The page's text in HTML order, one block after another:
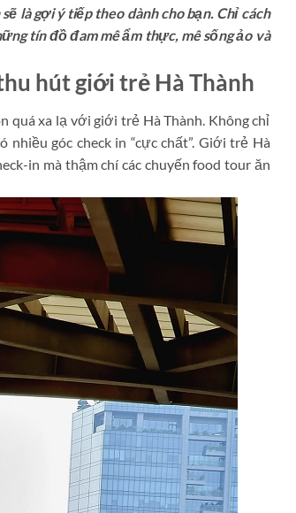
là gợi ý tiếp theo dành cho bạn. Chỉ cách
tín đồ đam mê ẩm thực, mê sống ảo và
hút giới trẻ Hà Thành
quá xa lạ với giới trẻ Hà Thành. Không chỉ
góc check in “cực chất”. Giới trẻ Hà
in mà thậm chí các chuyến food tour ăn